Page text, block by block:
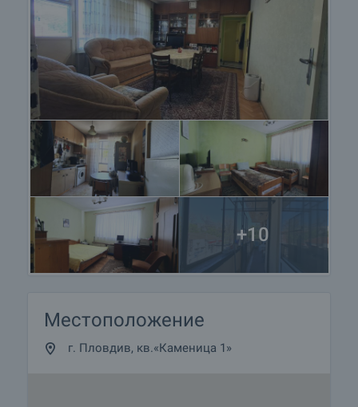
+10
Местоположение
г. Пловдив, кв.«Каменица 1»